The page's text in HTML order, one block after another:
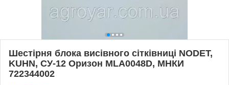
Шестірня блока висівного сітківниці NODET,
KUHN, СУ-12 Оризон MLA0048D, МНКИ
722344002